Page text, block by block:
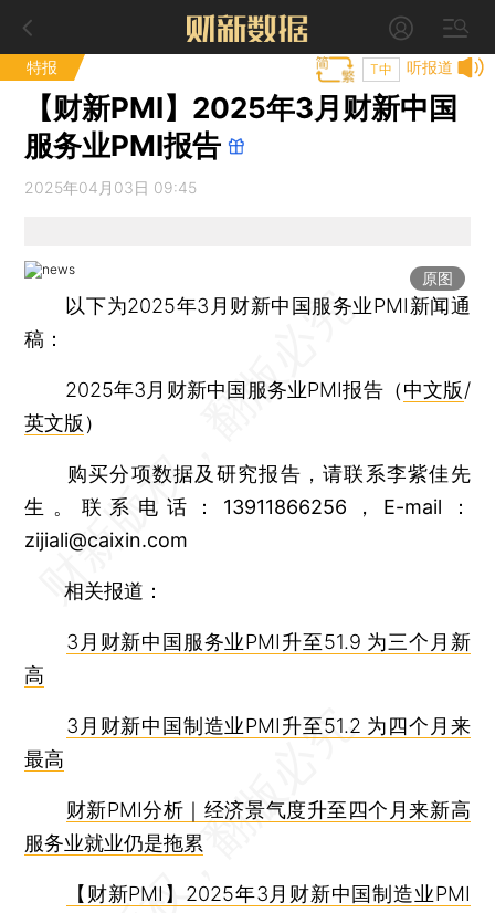
特报 听报道
T中
【财新PMI】2025年3月财新中国
服务业PMI报告
2025年04月03日 09:45
原图
以下为2025年3月财新中国服务业PMI新闻通
稿：
2025年3月财新中国服务业PMI报告（中文版/
英文版 ）
购买分项数据及研究报告，请联系李紫佳先
生。联系电话：13911866256，E-mail：
zijiali@caixin.com
相关报道：
3月财新中国服务业PMI升至51.9 为三个月新
高
3月财新中国制造业PMI升至51.2 为四个月来
最高
财新PMI分析｜经济景气度升至四个月来新高
服务业就业仍是拖累
【财新PMI】2025年3月财新中国制造业PMI